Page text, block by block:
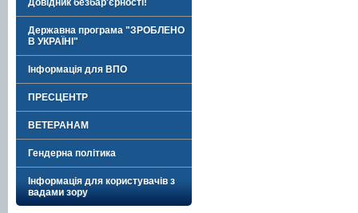
Довідник безбар'єрності!
Державна програма "ЗРОБЛЕНО
В УКРАЇНІ"
Інформація для ВПО
ПРЕСЦЕНТР
ВЕТЕРАНАМ
Гендерна політика
Інформація для користувачів з
вадами зору